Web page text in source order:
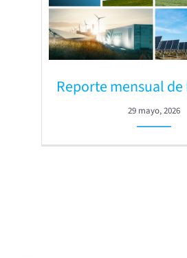
Reporte mensual de
29 mayo, 2026